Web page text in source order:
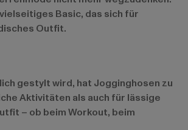
Basic, das sich für
Outfit.
gestylt wird, hat Jogginghosen zu
Aktivitäten als auch für lässige
– ob beim Workout, beim